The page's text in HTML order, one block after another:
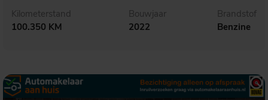
Kilometerstand
100.350 KM
Bouwjaar
2022
Brandstof
Benzine